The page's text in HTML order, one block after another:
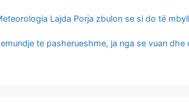
Lajda Porja zbulon se si do të
te pasherueshme, ja nga se vuan dhe